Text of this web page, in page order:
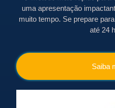
uma apresentação
muito tempo. Se prepare
até 24
Saiba